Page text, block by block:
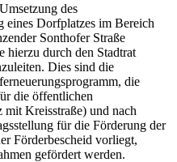
des
eines Dorfplatzes im Bereich
Sonthofer Straße
hierzu durch den Stadtrat
Dies sind die
die
die öffentlichen
Kreisstraße) und nach
für die Förderung der
Förderbescheid vorliegt,
gefördert werden.